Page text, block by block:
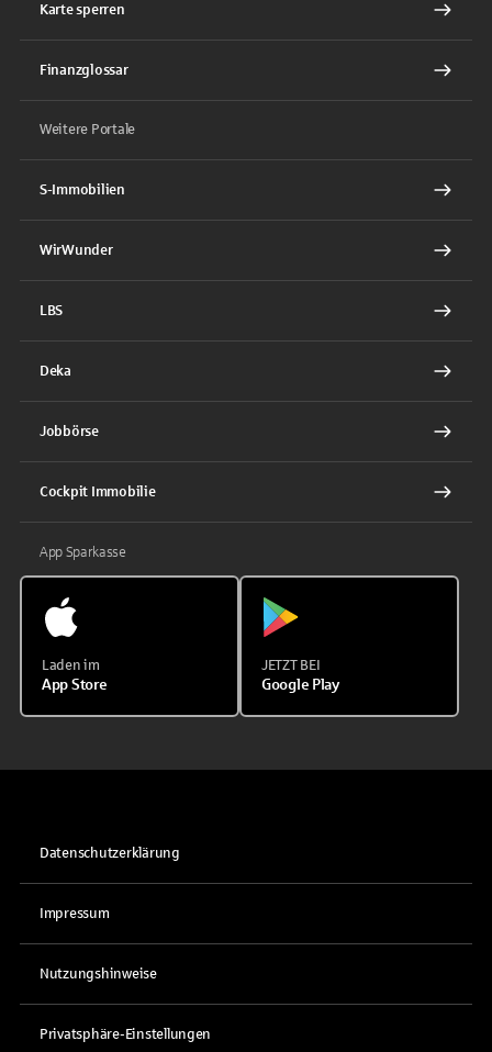
Karte sperren
Finanzglossar
Weitere Portale
S-Immobilien
WirWunder
LBS
Deka
Jobbörse
Cockpit Immobilie
App Sparkasse
Laden im
App Store
JETZT BEI
Google Play
Datenschutzerklärung
Impressum
Nutzungshinweise
Privatsphäre-Einstellungen